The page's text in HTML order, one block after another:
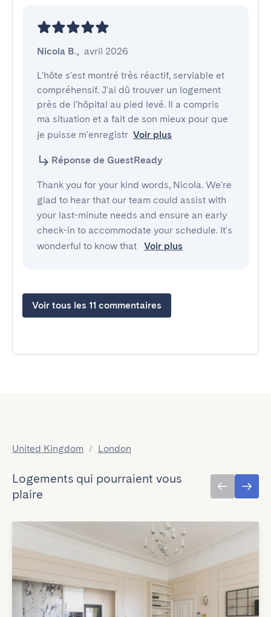
Nicola B., avril 2026
L'hôte s'est montré très réactif, serviable et
compréhensif. J'ai dû trouver un logement
près de l'hôpital au pied levé. Il a compris
ma situation et a fait de son mieux pour que
je puisse m'enregistr Voir plus
Réponse de GuestReady
Thank you for your kind words, Nicola. We're
glad to hear that our team could assist with
your last-minute needs and ensure an early
check-in to accommodate your schedule. It's
wonderful to know that
Voir plus
Voir tous les 11 commentaires
United Kingdom / London
Logements qui pourraient vous
plaire